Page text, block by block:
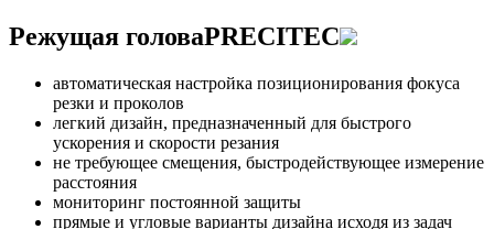
Режущая головаPRECITEC
автоматическая настройка позиционирования фокуса
резки и проколов
легкий дизайн, предназначенный для быстрого
ускорения и скорости резания
не требующее смещения, быстродействующее измерение
расстояния
мониторинг постоянной защиты
прямые и угловые варианты дизайна исходя из задач